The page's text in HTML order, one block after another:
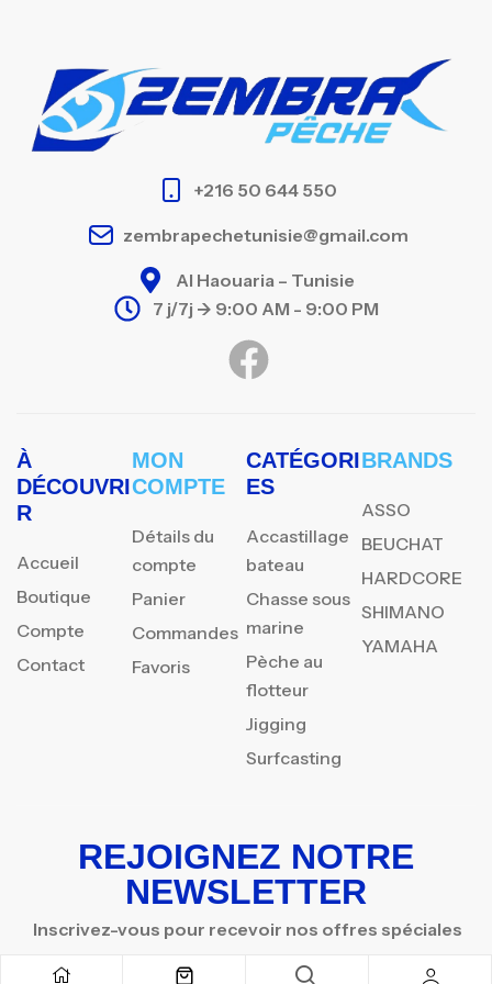
+216 50 644 550
zembrapechetunisie@gmail.com
Al Haouaria – Tunisie
7 j/7j -> 9:00 AM - 9:00 PM
À
DÉCOUVRI
R
Accueil
Boutique
Compte
Contact
MON
COMPTE
Détails du
compte
Panier
Commandes
Favoris
CATÉGORI
ES
Accastillage
bateau
Chasse sous
marine
Pèche au
flotteur
Jigging
Surfcasting
BRANDS
ASSO
BEUCHAT
HARDCORE
SHIMANO
YAMAHA
REJOIGNEZ NOTRE
NEWSLETTER
Inscrivez-vous pour recevoir nos offres spéciales